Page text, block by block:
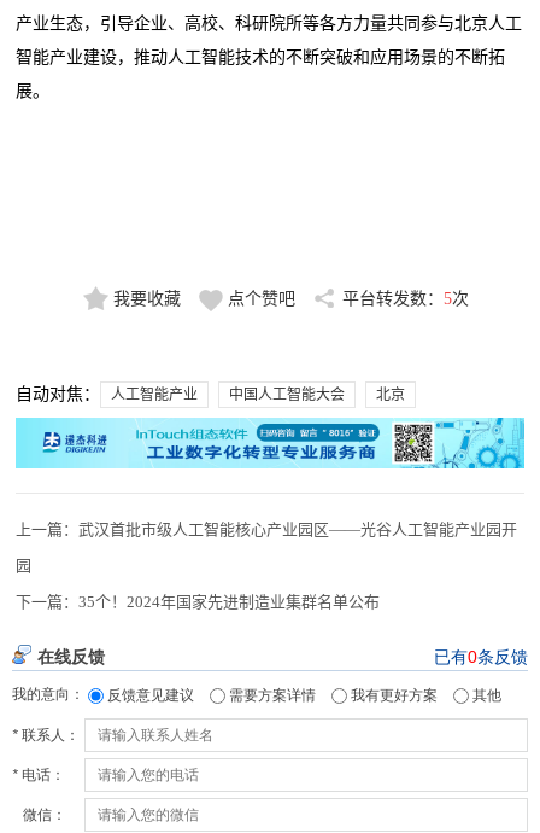
产业生态，引导企业、高校、科研院所等各方力量共同参与北京人工
智能产业建设，推动人工智能技术的不断突破和应用场景的不断拓
展。
我要收藏 点个赞吧 平台转发数： 5次
自动对焦： 人工智能产业 中国人工智能大会 北京
上一篇：武汉首批市级人工智能核心产业园区——光谷人工智能产业园开
园
下一篇：35个！2024年国家先进制造业集群名单公布